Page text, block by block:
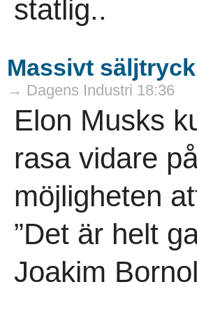
statlig..
Massivt
→ Dagens Industri 18:36
Elon Musks
rasa vidare
möjligheten
”Det är helt
Joakim